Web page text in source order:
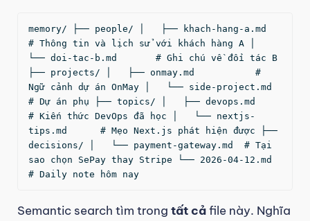
memory/ ├── people/ │   ├── khach-hang-a.md
# Thông tin và lịch sử với khách hàng A │
└── doi-tac-b.md       # Ghi chú về đối tác B
├── projects/ │   ├── onmay.md           #
Ngữ cảnh dự án OnMay │   └── side-project.md
# Dự án phụ ├── topics/ │   ├── devops.md
# Kiến thức DevOps đã học │   └── nextjs-
tips.md      # Mẹo Next.js phát hiện được ├──
decisions/ │   └── payment-gateway.md  # Tại
sao chọn SePay thay Stripe └── 2026-04-12.md
# Daily note hôm nay
Semantic search tìm trong tất cảfile này. Nghĩa